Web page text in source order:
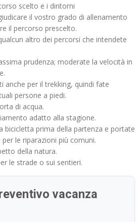
scelto e i dintorni
il vostro grado di allenamento
il percorso prescelto.
altro dei percorsi che intendete
prudenza; moderate la velocità in
anche per il trekking, quindi fate
persone a piedi.
di acqua.
adatto alla stagione.
bicicletta prima della partenza e portate
per le riparazioni più comuni.
della natura.
le strade o sui sentieri.
vacanza